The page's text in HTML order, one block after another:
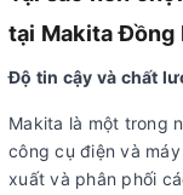
tại Makita Đồng
Độ tin cậy và chất
Makita là một trong
công cụ điện và
xuất và phân phối